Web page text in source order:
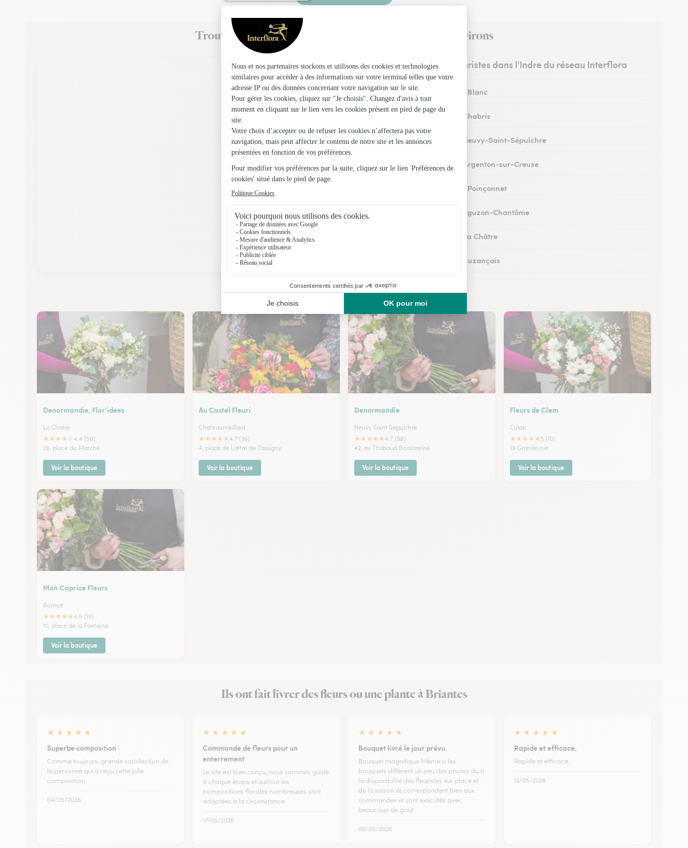
Trouvez un fleuriste Interflora à Briantes et dans ses environs
Les fleuristes dans l'Indre du réseau Interflora
Fleuristes au Blanc
Fleuristes à Chabris
Fleuristes à Neuvy-Saint-Sépulchre
Fleuristes à Argenton-sur-Creuse
Fleuristes au Poinçonnet
Fleuristes à Éguzon-Chantôme
Fleuristes à La Châtre
Fleuristes à Buzançais
Nos fleuristes à Briantes
Denormandie, Flor’idees
La Chatre
★★★★
4.4 (56)
26, place du Marché
Voir la boutique
Au Castel Fleuri
Chateaumeillant
★★★★★4.7 (36)
4, place de Lattre de Tassigny
Voir la boutique
Denormandie
Neuvy Saint Sepulchre
★★★★★4.7 (98)
42, av Thabaud Boislareine
Voir la boutique
Fleurs de Clem
Culan
★★★★★ 5 (10)
19 Grande rue
Voir la boutique
Mon Caprice Fleurs
Bonnat
★★★★★4.9 (19)
10, place de la Fontaine
Voir la boutique
Ils ont fait livrer des fleurs ou une plante à Briantes
★ ★ ★ ★ ★
Superbe composition
Comme toujours, grande satisfaction de
la personne qui a reçu cette jolie
composition
04/05/2026
★ ★ ★ ★ ★
Commande de fleurs pour un
enterrement
Le site est bien conçu, nous sommes guidé
à chaque étape et surtout les
compositions florales nombreuses sont
adaptées à la circonstance.
17/05/2026
★ ★ ★ ★ ★
Bouquet livré le jour prévu.
Bouquet magnifique Même si les
bouquets diffèrent un peu des photos du à
la disponibilité des fleuristes sur place et
de la saison ils correspondent bien aux
commandes et sont exécutés avec
beaucoup de goût
06/05/2026
★ ★ ★ ★ ★
Rapide et efficace.
Rapide et efficace.
12/05/2026